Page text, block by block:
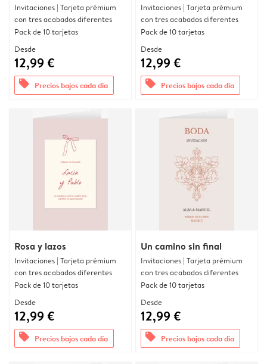
Invitaciones | Tarjeta prémium
con tres acabados diferentes
Pack de 10 tarjetas
Desde
12,99 €
offers Precios bajos cada día
Invitaciones | Tarjeta prémium
con tres acabados diferentes
Pack de 10 tarjetas
Desde
12,99 €
offers Precios bajos cada día
Rosa y lazos
Invitaciones | Tarjeta prémium
con tres acabados diferentes
Pack de 10 tarjetas
Desde
12,99 €
offers Precios bajos cada día
Un camino sin final
Invitaciones | Tarjeta prémium
con tres acabados diferentes
Pack de 10 tarjetas
Desde
12,99 €
offers Precios bajos cada día